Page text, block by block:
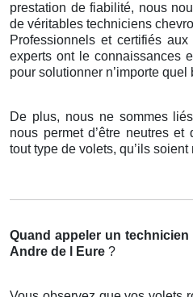
prestation de fiabilité, nous
de véritables techniciens
Professionnels et certifiés
experts ont le connaissances
pour solutionner n’importe quel
De plus, nous ne sommes
nous permet d’être neutres
tout type de volets, qu’ils
Quand appeler un
Andre de l Eure ?